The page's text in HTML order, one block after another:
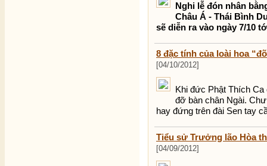
Nghi lễ đón nhân
Châu Á - Thái Bình
sẽ diễn ra vào ngày 7/10
8 đặc tính của loài hoa
[04/10/2012]
Khi đức Phật Thích
đỡ bàn chân Ngài.
hay đứng trên đài Sen tay
Tiểu sử Trưởng lão Hòa
[04/09/2012]